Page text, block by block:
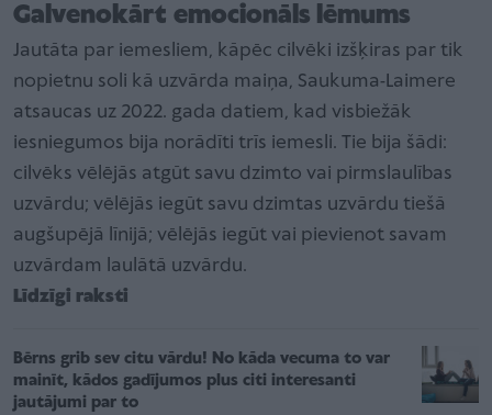
Galvenokārt emocionāls lēmums
Jautāta par iemesliem, kāpēc cilvēki izšķiras par tik
nopietnu soli kā uzvārda maiņa, Saukuma-Laimere
atsaucas uz 2022. gada datiem, kad visbiežāk
iesniegumos bija norādīti trīs iemesli. Tie bija šādi:
cilvēks vēlējās atgūt savu dzimto vai pirmslaulības
uzvārdu; vēlējās iegūt savu dzimtas uzvārdu tiešā
augšupējā līnijā; vēlējās iegūt vai pievienot savam
uzvārdam laulātā uzvārdu.
Līdzīgi raksti
Bērns grib sev citu vārdu! No kāda vecuma to var
mainīt, kādos gadījumos plus citi interesanti
jautājumi par to